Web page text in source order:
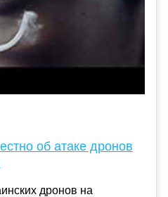
об атаке дронов
дронов на